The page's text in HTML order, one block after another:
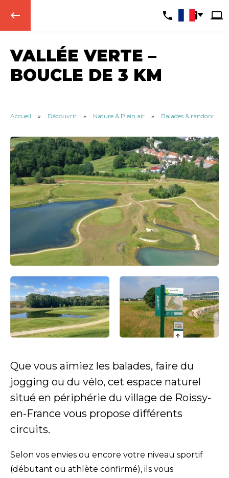
keyboard_backspace
VALLÉE VERTE –
BOUCLE DE 3 KM
Accueil » Découvrir » Nature & Plein air » Balades & randonnées
Que vous aimiez les balades, faire du
jogging ou du vélo, cet espace naturel
situé en périphérie du village de Roissy-
en-France vous propose différents
circuits.
Selon vos envies ou encore votre niveau sportif
(débutant ou athlète confirmé), ils vous